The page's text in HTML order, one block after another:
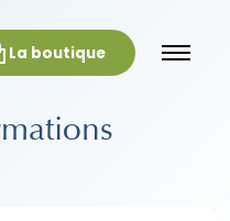
La boutique